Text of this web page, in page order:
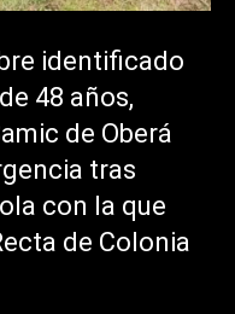
identificado
48 años,
de Oberá
tras
con la que
de Colonia